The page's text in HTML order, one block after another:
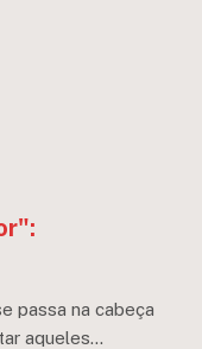
passa na cabeça
aqueles…